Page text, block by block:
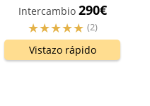
Intercambio 290€
(2)
Vistazo rápido